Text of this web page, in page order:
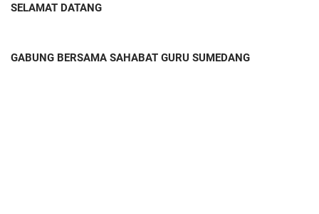
SELAMAT DATANG
GABUNG BERSAMA SAHABAT GURU SUMEDANG